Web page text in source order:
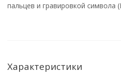
пальцев и гравировкой символа
Характеристики